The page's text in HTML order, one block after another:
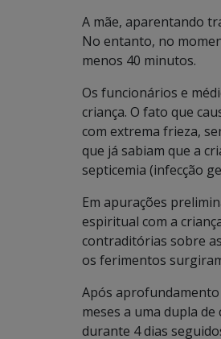
A mãe, aparentando
No entanto, no
menos 40 minutos.
Os funcionários e
criança. O fato que
com extrema frieza,
que já sabiam que a
septicemia (infecção
Em apurações
espiritual com a
contraditórias sobre
os ferimentos
Após
meses a uma dupla
durante 4 dias